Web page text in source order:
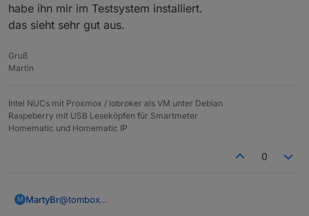
habe ihn mir im Testsystem installiert.
das sieht sehr gut aus.
Gruß
Martin
Intel NUCs mit Proxmox / Iobroker als VM unter Debian
Raspeberry mit USB Leseköpfen für Smartmeter
Homematic und Homematic IP
0
M MartyBr@tombox